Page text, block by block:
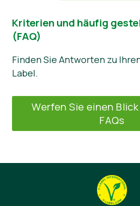
Kriterien und häufig
(FAQ)
Finden Sie Antworten zu
Label.
Werfen Sie einen
FAQs